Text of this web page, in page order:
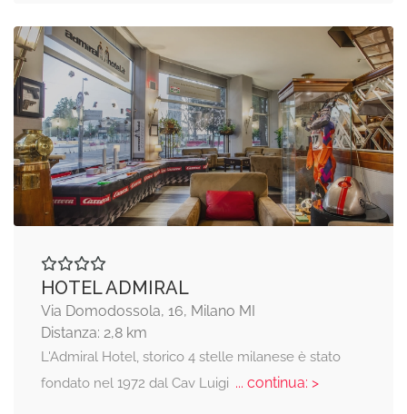
HOTEL ADMIRAL
Via Domodossola, 16, Milano MI
Distanza: 2,8 km
L'Admiral Hotel, storico 4 stelle milanese è stato
fondato nel 1972 dal Cav Luigi ... continua: >